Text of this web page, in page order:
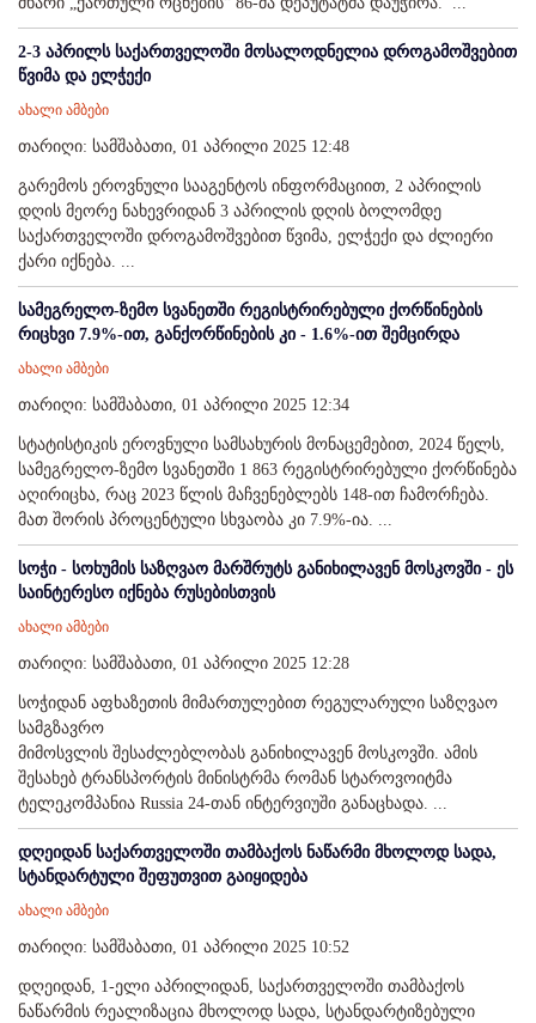
2-3 აპრილს საქართველოში მოსალოდნელია დროგამოშვებით
წვიმა და ელჭექი
ახალი ამბები
თარიღი: სამშაბათი, 01 აპრილი 2025 12:48
გარემოს ეროვნული სააგენტოს ინფორმაციით, 2 აპრილის
დღის მეორე ნახევრიდან 3 აპრილის დღის ბოლომდე
საქართველოში დროგამოშვებით წვიმა, ელჭექი და ძლიერი
ქარი იქნება. ...
სამეგრელო-ზემო სვანეთში რეგისტრირებული ქორწინების
რიცხვი 7.9%-ით, განქორწინების კი - 1.6%-ით შემცირდა
ახალი ამბები
თარიღი: სამშაბათი, 01 აპრილი 2025 12:34
სტატისტიკის ეროვნული სამსახურის მონაცემებით, 2024 წელს,
სამეგრელო-ზემო სვანეთში 1 863 რეგისტრირებული ქორწინება
აღირიცხა, რაც 2023 წლის მაჩვენებლებს 148-ით ჩამორჩება.
მათ შორის პროცენტული სხვაობა კი 7.9%-ია. ...
სოჭი - სოხუმის საზღვაო მარშრუტს განიხილავენ მოსკოვში - ეს
საინტერესო იქნება რუსებისთვის
ახალი ამბები
თარიღი: სამშაბათი, 01 აპრილი 2025 12:28
სოჭიდან აფხაზეთის მიმართულებით რეგულარული საზღვაო
სამგზავრო
მიმოსვლის შესაძლებლობას განიხილავენ მოსკოვში. ამის
შესახებ ტრანსპორტის მინისტრმა რომან სტაროვოიტმა
ტელეკომპანია Russia 24-თან ინტერვიუში განაცხადა. ...
დღეიდან საქართველოში თამბაქოს ნაწარმი მხოლოდ სადა,
სტანდარტული შეფუთვით გაიყიდება
ახალი ამბები
თარიღი: სამშაბათი, 01 აპრილი 2025 10:52
დღეიდან, 1-ელი აპრილიდან, საქართველოში თამბაქოს
ნაწარმის რეალიზაცია მხოლოდ სადა, სტანდარტიზებული